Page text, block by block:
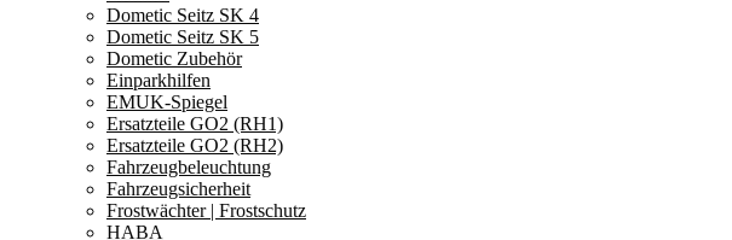
Dometic Seitz SK 4
Dometic Seitz SK 5
Dometic Zubehör
Einparkhilfen
EMUK-Spiegel
Ersatzteile GO2 (RH1)
Ersatzteile GO2 (RH2)
Fahrzeugbeleuchtung
Fahrzeugsicherheit
Frostwächter | Frostschutz
HABA